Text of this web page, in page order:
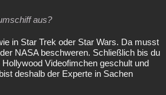
aus?
in Star Trek oder Star Wars. Da musst
NASA beschweren. Schließlich bis du
Videofimchen geschult und
deshalb der Experte in Sachen